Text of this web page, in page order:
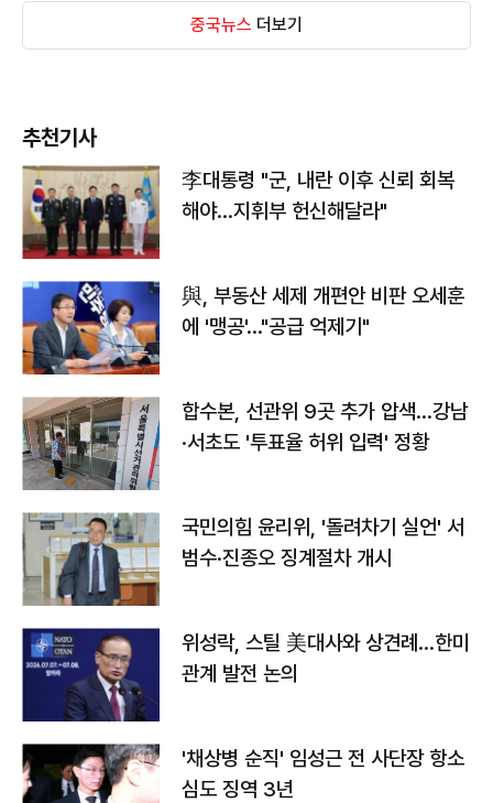
중국뉴스 더보기
추천기사
李대통령 "군, 내란 이후 신뢰 회복
해야…지휘부 헌신해달라"
與, 부동산 세제 개편안 비판 오세훈
에 '맹공'…"공급 억제기"
합수본, 선관위 9곳 추가 압색…강남
·서초도 '투표율 허위 입력' 정황
국민의힘 윤리위, '돌려차기 실언' 서
범수·진종오 징계절차 개시
위성락, 스틸 美대사와 상견례…한미
관계 발전 논의
'채상병 순직' 임성근 전 사단장 항소
심도 징역 3년